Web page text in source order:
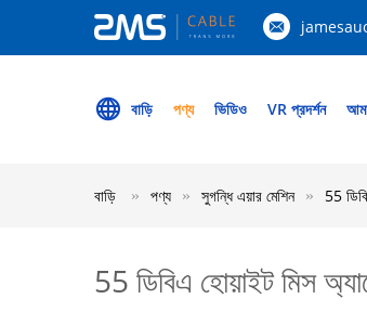
বাড়ি পণ্য ভিডিও VR প্রদর্শন
বাড়ি পণ্য সুগন্ধি এয়ার মেশিন 55
55 ডিবিএ হোয়াইট মিস